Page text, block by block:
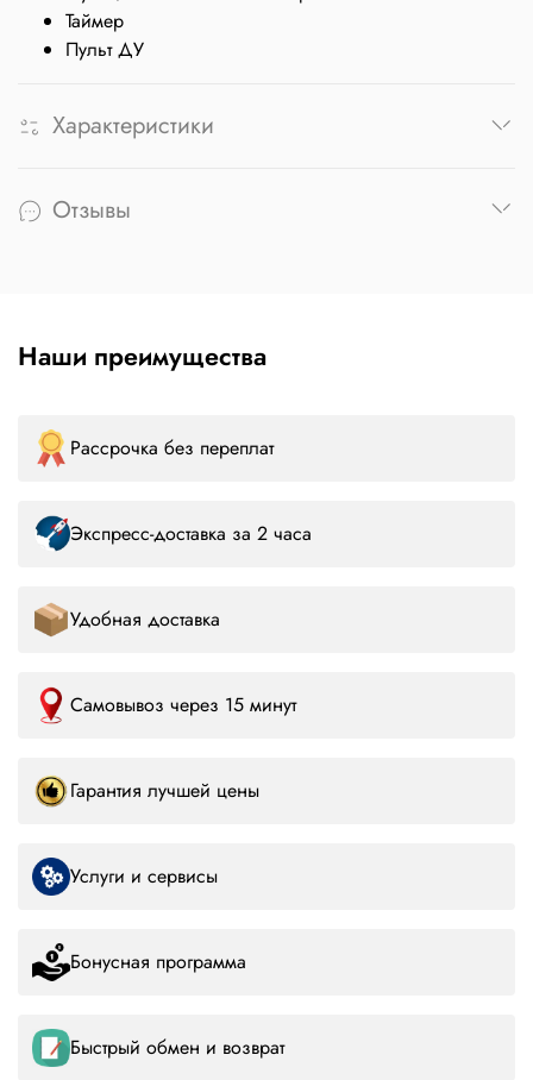
Таймер
Пульт ДУ
Характеристики
Отзывы
Наши преимущества
Рассрочка без переплат
Экспресс-доставка за 2 часа
Удобная доставка
Самовывоз через 15 минут
Гарантия лучшей цены
Услуги и сервисы
Бонусная программа
Быстрый обмен и возврат